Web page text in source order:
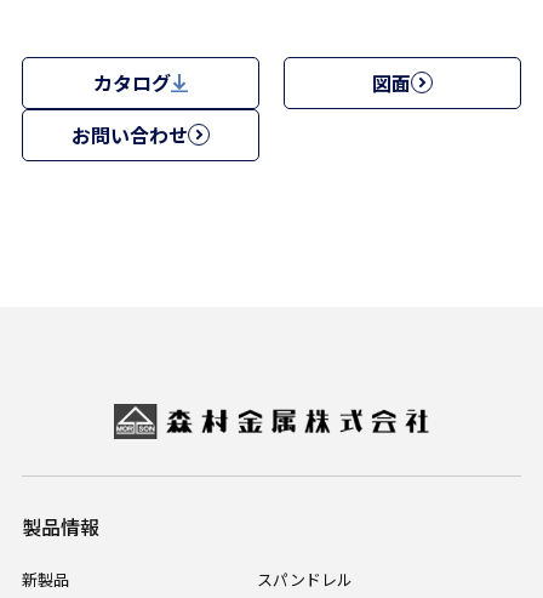
カタログ
図面
お問い合わせ
製品情報
新製品
スパンドレル